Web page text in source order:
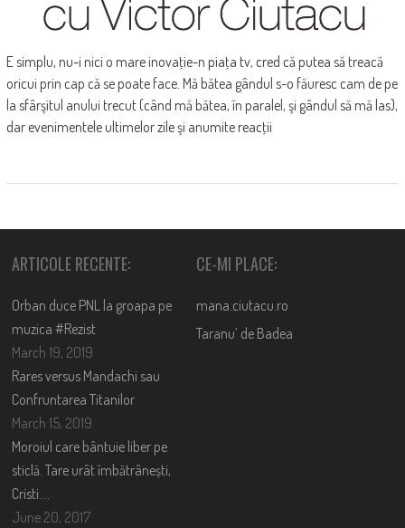
E simplu, nu-i nici o mare inovaţie-n piaţa tv, cred că putea să treacă
oricui prin cap că se poate face. Mă bătea gândul s-o făuresc cam de pe
la sfârşitul anului trecut (când mă bătea, în paralel, şi gândul să mă las),
dar evenimentele ultimelor zile şi anumite reacţii
ARTICOLE RECENTE:
Orban duce PNL la groapa pe
muzica #Rezist
March 19, 2019
Rares versus Mandachi sau
Confruntarea Titanilor
March 15, 2019
Moroiul care bântuie liber pe
sticlă. Tare urât îmbătrânești,
Cristi….
June 20, 2017
CE-MI PLACE:
mana.ciutacu.ro
Taranu’ de Badea